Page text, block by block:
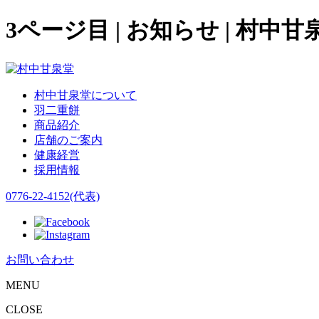
3ページ目 | お知らせ | 村中甘
村中甘泉堂について
羽二重餅
商品紹介
店舗のご案内
健康経営
採用情報
0776-22-4152(代表)
お問い合わせ
MENU
CLOSE